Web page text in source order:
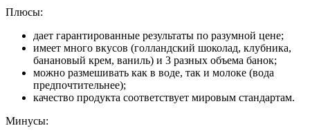
Плюсы:
дает гарантированные результаты по разумной цене;
имеет много вкусов (голландский шоколад, клубника,
банановый крем, ваниль) и 3 разных объема банок;
можно размешивать как в воде, так и молоке (вода
предпочтительнее);
качество продукта соответствует мировым стандартам.
Минусы: